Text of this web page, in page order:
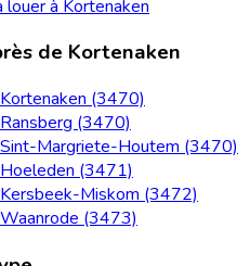
à Kortenaken
de Kortenaken
(3470)
(3470)
Margriete-Houtem (3470)
(3471)
Miskom (3472)
(3473)